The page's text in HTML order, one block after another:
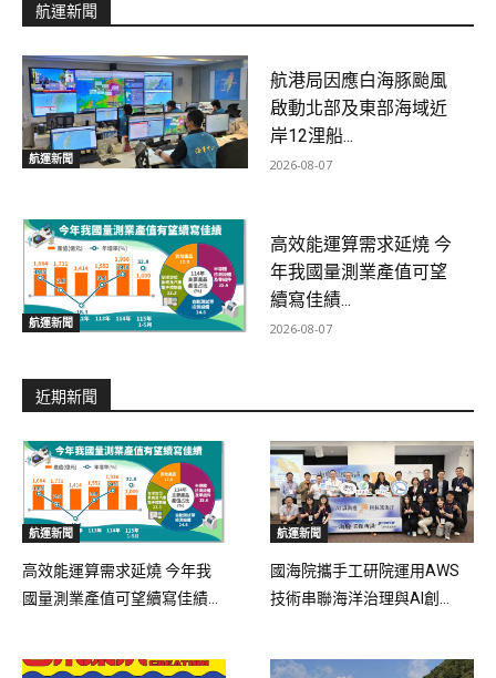
航運新聞
航運新聞
航港局因應白海豚颱風
啟動北部及東部海域近
岸12浬船...
2026-08-07
航運新聞
高效能運算需求延燒 今
年我國量測業產值可望
續寫佳績...
2026-08-07
近期新聞
航運新聞
高效能運算需求延燒 今年我
國量測業產值可望續寫佳績...
航運新聞
國海院攜手工研院運用AWS
技術串聯海洋治理與AI創...